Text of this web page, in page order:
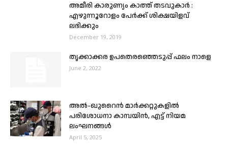
അമീരി കാരുണ്യം കാത്ത് തടവുകാർ :
എഴുന്നൂറോളം പേർക്ക് ശിക്ഷയിളവ്
ലഭിക്കും
December 19, 2019
തൃക്കാക്കര ഉപതെരഞ്ഞെടുപ്പ് ഫലം നാളെ
June 2, 2022
അൽ-ഖുറൈൻ മാർക്കറ്റുകളിൽ
പരിശോധനാ കാമ്പയിൻ, എട്ട് നിയമ
ലംഘനങ്ങൾ
April 5, 2025